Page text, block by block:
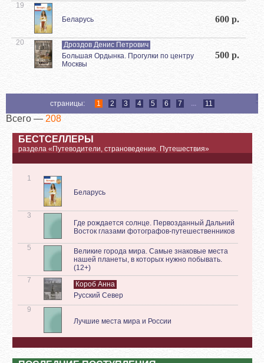
19
Беларусь
600 р.
20
Дроздов Денис Петрович
Большая Ордынка. Прогулки по центру
Москвы
500 р.
страницы: 1 2 3 4 5 6 7 ... 11
Всего — 208
БЕСТСЕЛЛЕРЫ
раздела «Путеводители, страноведение. Путешествия»
1
Беларусь
3
Где рождается солнце. Первозданный Дальний
Восток глазами фотографов-путешественников
5
Великие города мира. Самые знаковые места
нашей планеты, в которых нужно побывать.
(12+)
7
Короб Анна
Русский Север
9
Лучшие места мира и России